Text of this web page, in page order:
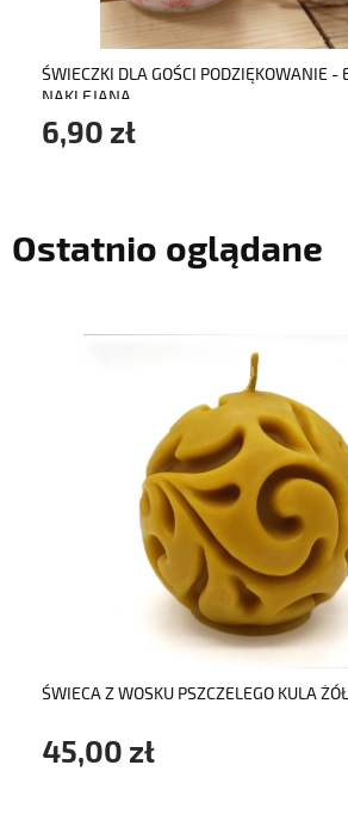
ŚWIECZKI DLA GOŚCI PODZIĘKOWANIE -
NAKLEJANA
6,90 zł
Ostatnio oglądane
ŚWIECA Z WOSKU PSZCZELEGO KULA
45,00 zł
do koszyka